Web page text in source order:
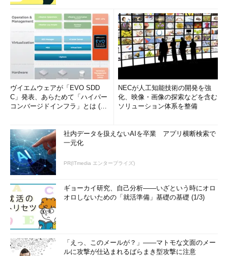
ヴイエムウェアが「EVO SDD
C」発表、あらためて「ハイパー
コンバージドインフラ」とは (1/
NECが人工知能技術の開発を強
化、映像・画像の探索などを含む
ソリューション体系を整備
社内データを扱えないAIを卒業 アプリ横断検索で
一元化
PR(ITmedia エンタープライズ)
ギョーカイ研究、自己分析――いざという時にオロ
オロしないための「就活準備」基礎の基礎 (1/3)
「えっ、このメールが？」――マトモな文面のメー
ルに攻撃が仕込まれるばらまき型攻撃に注意